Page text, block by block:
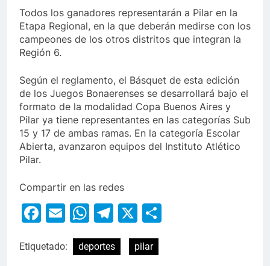
Todos los ganadores representarán a Pilar en la
Etapa Regional, en la que deberán medirse con los
campeones de los otros distritos que integran la
Región 6.
Según el reglamento, el Básquet de esta edición
de los Juegos Bonaerenses se desarrollará bajo el
formato de la modalidad Copa Buenos Aires y
Pilar ya tiene representantes en las categorías Sub
15 y 17 de ambas ramas. En la categoría Escolar
Abierta, avanzaron equipos del Instituto Atlético
Pilar.
Compartir en las redes
Facebook
EmailWhatsApp
Telegram
X
Etiquetado: deportes pilar